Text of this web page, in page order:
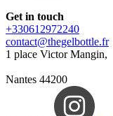
Get in touch
+330612972240
contact@thegelbottle.fr
1 place Victor Mangin,
Nantes 44200